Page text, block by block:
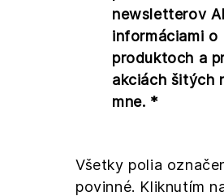
newsletterov
informáciami o
produktoch a
akciách šitých
mne. *
Všetky polia
povinné. Kliknutím